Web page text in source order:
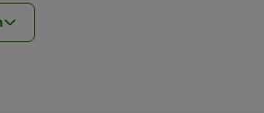
sữa một cách hiệu quả, mềm mại mà
loại bỏ các vết bẩn cứng đầu.
Dùng để vệ sinh các bộ phận phụ kiện
trầy xướt bình.